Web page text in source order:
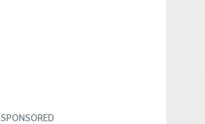
SPONSORED